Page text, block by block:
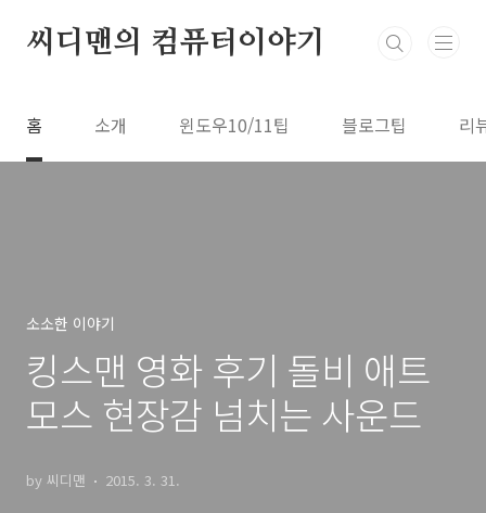
씨디맨의 컴퓨터이야기
홈 소개 윈도우10/11팁 블로그팁 리
소소한 이야기
킹스맨 영화 후기 돌비 애트
모스 현장감 넘치는 사운드
by 씨디맨 2015. 3. 31.